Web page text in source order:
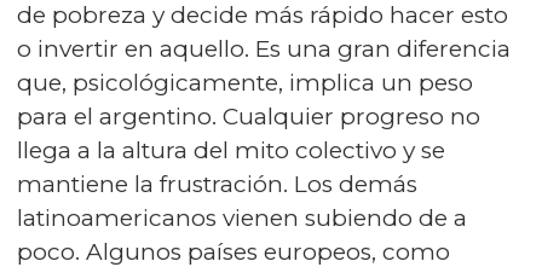
de pobreza y decide más rápido hacer esto
o invertir en aquello. Es una gran diferencia
que, psicológicamente, implica un peso
para el argentino. Cualquier progreso no
llega a la altura del mito colectivo y se
mantiene la frustración. Los demás
latinoamericanos vienen subiendo de a
poco. Algunos países europeos, como